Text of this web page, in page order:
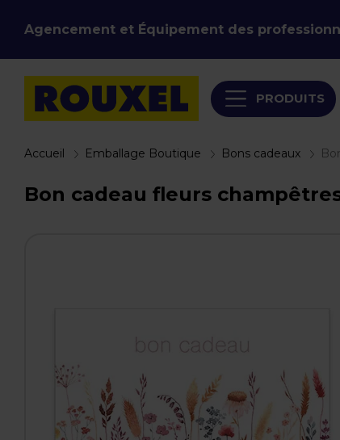
Agencement et Équipement des
PRODUITS
Accueil Emballage Boutique Bons cadeaux
Bon cadeau fleurs champêtres